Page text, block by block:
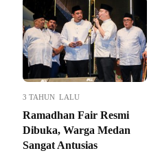
3 TAHUN LALU
Ramadhan Fair Resmi
Dibuka, Warga Medan
Sangat Antusias